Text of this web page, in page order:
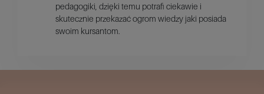
pedagogiki, dzięki temu potrafi ciekawie i
skutecznie przekazać ogrom wiedzy jaki posiada
swoim kursantom.